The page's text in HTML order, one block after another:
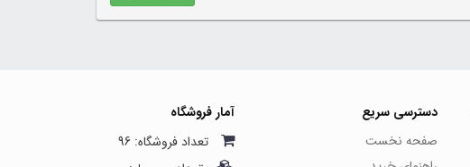
دسترسی سریع
صفحه نخست
آمار فروشگاه
تعداد فروشگاه: 96